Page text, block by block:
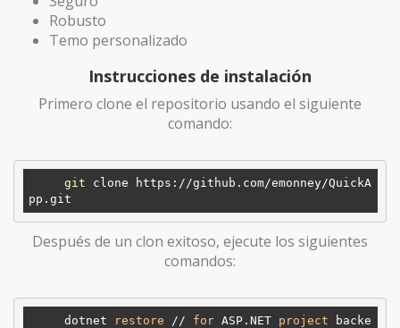
Robusto
Temo personalizado
Instrucciones de instalación
Primero clone el repositorio usando el siguiente
comando:
git clone https://github.com/emonney/QuickA
Después de un clon exitoso, ejecute los siguientes
comandos:
     dotnet
restore // for ASP.NET project backe